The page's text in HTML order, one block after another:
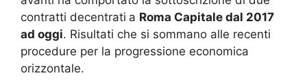
contratti decentrati a Roma Capitale dal 2017
ad oggi. Risultati che si sommano alle recenti
procedure per la progressione economica
orizzontale.